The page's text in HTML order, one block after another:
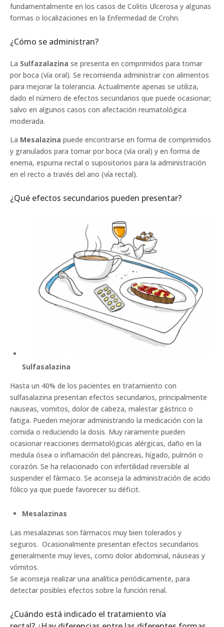
fundamentalmente en los casos de Colitis Ulcerosa y algunas
formas o localizaciones en la Enfermedad de Crohn.
¿Cómo se administran?
La Sulfazalazina se presenta en comprimidos para tomar
por boca (vía oral). Se recomienda administrar con alimentos
para mejorar la tolerancia. Actualmente apenas se utiliza,
dado el número de efectos secundarios que puede ocasionar;
salvo en algunos casos con afectación reumatológica
moderada.
La Mesalazina puede encontrarse en forma de comprimidos
y granulados para tomar por boca (vía oral) y en forma de
enema, espuma rectal o supositorios para la administración
en el recto a través del ano (vía rectal).
¿Qué efectos secundarios pueden presentar?
Sulfasalazina
Hasta un 40% de los pacientes en tratamiento con
sulfasalazina presentan efectos secundarios, principalmente
nauseas, vomitos, dolor de cabeza, malestar gástrico o
fatiga. Pueden mejorar administrando la medicación con la
comida o reduciendo la dosis. Muy raramente pueden
ocasionar reacciones dermatológicas alérgicas, daño en la
medula ósea o inflamación del páncreas, hígado, pulmón o
corazón. Se ha relacionado con infertilidad reversible al
suspender el fármaco. Se aconseja la administración de acido
fólico ya que puede favorecer su déficit.
Mesalazinas
Las mesalazinas son fármacos muy bien tolerados y
seguros. Ocasionalmente presentan efectos secundarios
generalmente muy leves, como dolor abdominal, náuseas y
vómitos.
Se aconseja realizar una analítica periódicamente, para
detectar posibles efectos sobre la función renal.
¿Cuándo está indicado el tratamiento vía